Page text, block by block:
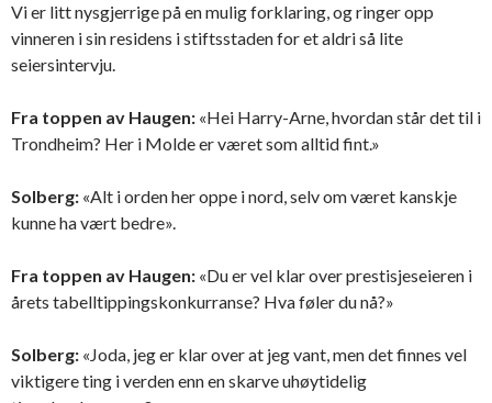
Vi er litt nysgjerrige på en mulig forklaring, og ringer opp
vinneren i sin residens i stiftsstaden for et aldri så lite
seiersintervju.
Fra toppen av Haugen: «Hei Harry-Arne, hvordan står det til i
Trondheim? Her i Molde er været som alltid fint.»
Solberg: «Alt i orden her oppe i nord, selv om været kanskje
kunne ha vært bedre».
Fra toppen av Haugen: «Du er vel klar over prestisjeseieren i
årets tabelltippingskonkurranse? Hva føler du nå?»
Solberg: «Joda, jeg er klar over at jeg vant, men det finnes vel
viktigere ting i verden enn en skarve uhøytidelig